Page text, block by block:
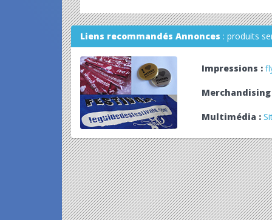
Liens recommandés Annonces : produits
Impressions :
Merchandising
Multimédia :